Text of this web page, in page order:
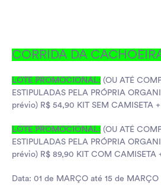
CORRIDA DA
LOTE PROMOCIONAL: (OU ATÉ
ESTIPULADAS PELA PRÓPRIA
prévio) R$ 54,90 KIT SEM CAMISETA
LOTE PROMOCIONAL: (OU ATÉ
ESTIPULADAS PELA PRÓPRIA
prévio) R$ 89,90 KIT COM CAMISETA
Data: 01 de MARÇO até 15 de MARÇO